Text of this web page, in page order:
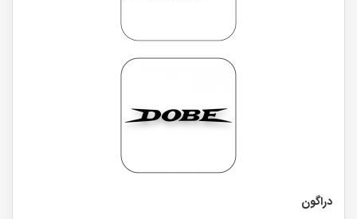
دراگون